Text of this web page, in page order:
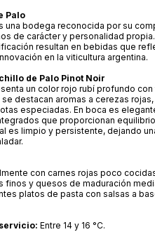
Palo
una bodega reconocida por su
de carácter y personalidad
resultan en bebidas que
en la viticultura argentina.
de Palo Pinot Noir
un color rojo rubí profundo
se destacan aromas a cerezas
especiadas. En boca es
que proporcionan
es limpio y persistente, dejando
con carnes rojas poco
finos y quesos de maduración
platos de pasta con salsas a
Entre 14 y 16 °C.